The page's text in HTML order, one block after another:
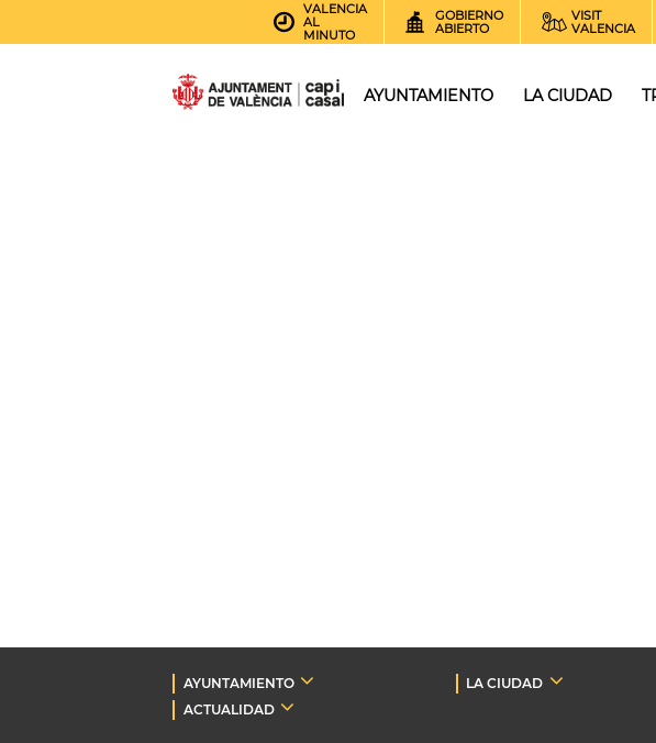
VALENCIA
AL
MINUTO
GOBIERNO
ABIERTO
VISIT
VALENCIA
AYUNTAMIENTO LA CIUDAD
AYUNTAMIENTO LA CIUDAD
ACTUALIDAD